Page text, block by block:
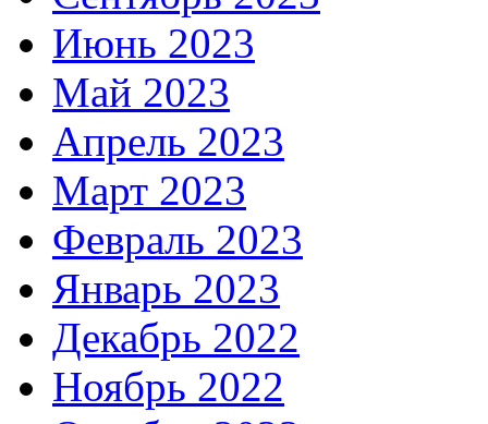
Июнь 2023
Май 2023
Апрель 2023
Март 2023
Февраль 2023
Январь 2023
Декабрь 2022
Ноябрь 2022